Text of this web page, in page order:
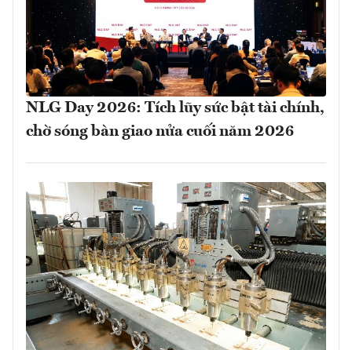
NLG Day 2026: Tích lũy sức bật tài chính,
chờ sóng bàn giao nửa cuối năm 2026